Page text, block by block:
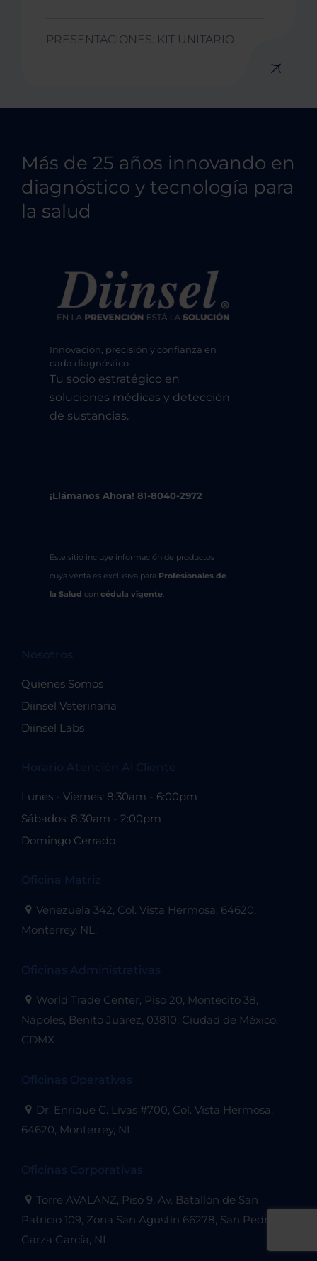
PRESENTACIONES: KIT UNITARIO
Más de 25 años innovando en
diagnóstico y tecnología para
la salud
Innovación, precisión y confianza en
cada diagnóstico.
Tu socio estratégico en
soluciones médicas y detección
de sustancias.
¡Llámanos Ahora! 81-8040-2972
Este sitio incluye información de productos
cuya venta es exclusiva para Profesionales de
la Salud con cédula vigente.
Nosotros
Quienes Somos
Diinsel Veterinaria
Diinsel Labs
Horario Atención Al Cliente
Lunes - Viernes: 8:30am - 6:00pm
Sábados: 8:30am - 2:00pm
Domingo Cerrado
Oficina Matriz
Venezuela 342, Col. Vista Hermosa, 64620,
Monterrey, NL.
Oficinas Administrativas
World Trade Center, Piso 20, Montecito 38,
Nápoles, Benito Juárez, 03810, Ciudad de México,
CDMX
Oficinas Operativas
Dr. Enrique C. Livas #700, Col. Vista Hermosa,
64620, Monterrey, NL
Oficinas Corporativas
Torre AVALANZ, Piso 9, Av. Batallón de San
Patricio 109, Zona San Agustín 66278, San Pedro
Garza García, NL